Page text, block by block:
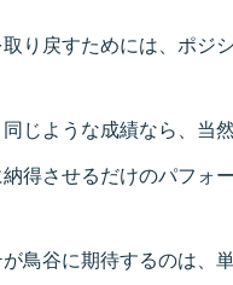
り戻すためには、ポジ
じような成績なら、当
得させるだけのパフォ
鳥谷に期待するのは、